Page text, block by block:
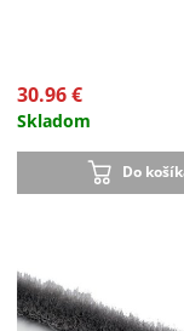
30.96 €
Skladom
Do